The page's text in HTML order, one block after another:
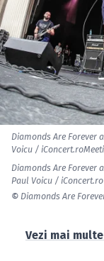
Diamonds Are Forever
Voicu /
Diamonds Are Forever
Paul Voicu / iConcert.ro
© Diamonds Are
Vezi mai